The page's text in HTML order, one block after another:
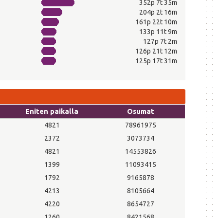
352p 7t 35m
204p 2t 16m
161p 22t 10m
133p 11t 9m
127p 7t 2m
126p 21t 12m
125p 17t 31m
Eniten paikalla Osumat
4821
78961975
2372
3073734
4821
14553826
1399
11093415
1792
9165878
4213
8105664
4220
8654727